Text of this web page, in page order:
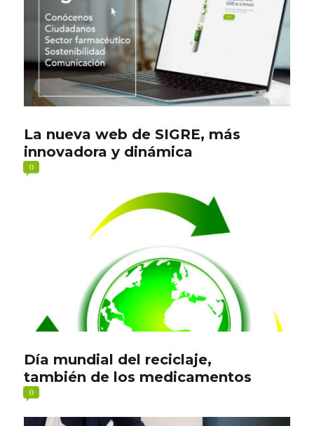
La nueva web de SIGRE, más
innovadora y dinámica
0
Día mundial del reciclaje,
también de los medicamentos
0